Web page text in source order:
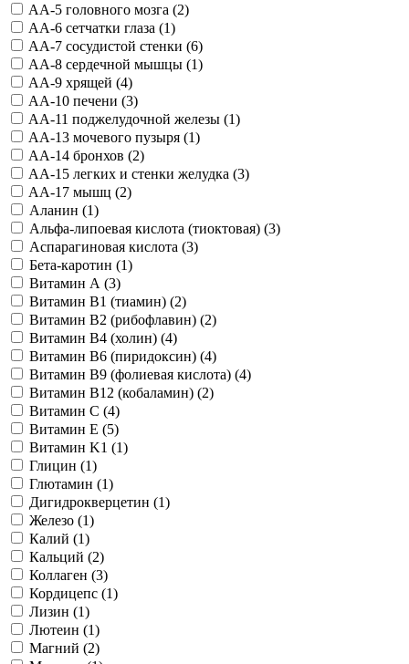
AA-5 головного мозга (2)
AA-6 сетчатки глаза (1)
AA-7 сосудистой стенки (6)
AA-8 сердечной мышцы (1)
AA-9 хрящей (4)
AA-10 печени (3)
AA-11 поджелудочной железы (1)
AA-13 мочевого пузыря (1)
AA-14 бронхов (2)
AA-15 легких и стенки желудка (3)
AA-17 мышц (2)
Аланин (1)
Альфа-липоевая кислота (тиоктовая) (3)
Аспарагиновая кислота (3)
Бета-каротин (1)
Витамин А (3)
Витамин B1 (тиамин) (2)
Витамин B2 (рибофлавин) (2)
Витамин B4 (холин) (4)
Витамин B6 (пиридоксин) (4)
Витамин B9 (фолиевая кислота) (4)
Витамин B12 (кобаламин) (2)
Витамин C (4)
Витамин E (5)
Витамин K1 (1)
Глицин (1)
Глютамин (1)
Дигидрокверцетин (1)
Железо (1)
Калий (1)
Кальций (2)
Коллаген (3)
Кордицепс (1)
Лизин (1)
Лютеин (1)
Магний (2)